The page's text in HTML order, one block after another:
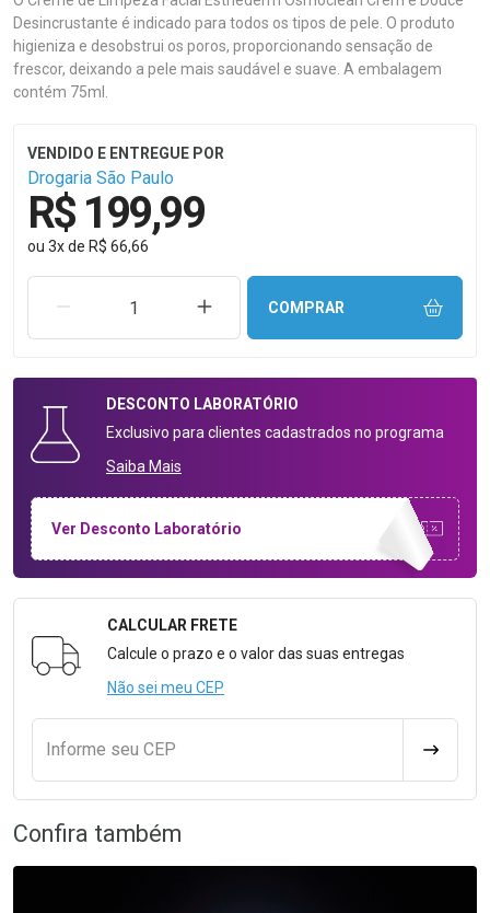
Desincrustante é indicado para todos os tipos de pele. O produto
higieniza e desobstrui os poros, proporcionando sensação de
frescor, deixando a pele mais saudável e suave. A embalagem
contém 75ml.
Drogaria São Paulo
R$ 199,99
ou 3xde R$ 66,66
REMOVER UMA UNIDADEAUMENTAR UMA UNIDADE
COMPRAR
DESCONTO LABORATÓRIO
Exclusivo para clientes cadastrados no programa
Saiba Mais
Ver Desconto Laboratório
Formulário para Calcular o Frete
CALCULAR FRETE
Calcule o prazo e o valor das suas entregas
Não sei meu CEP
Informe seu CEP
Confira também